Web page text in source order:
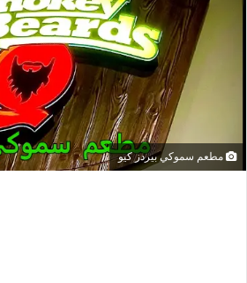
مطعم سموكي بيردز كيو